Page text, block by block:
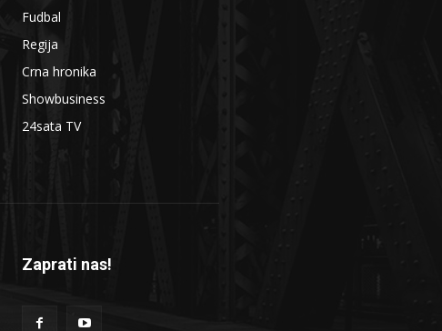
Fudbal
Regija
Crna hronika
Showbusiness
24sata TV
Zaprati nas!